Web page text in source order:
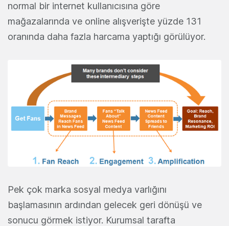
normal bir internet kullanıcısına göre
mağazalarında ve online alışverişte yüzde 131
oranında daha fazla harcama yaptığı görülüyor.
Pek çok marka sosyal medya varlığını
başlamasının ardından gelecek geri dönüşü ve
sonucu görmek istiyor. Kurumsal tarafta